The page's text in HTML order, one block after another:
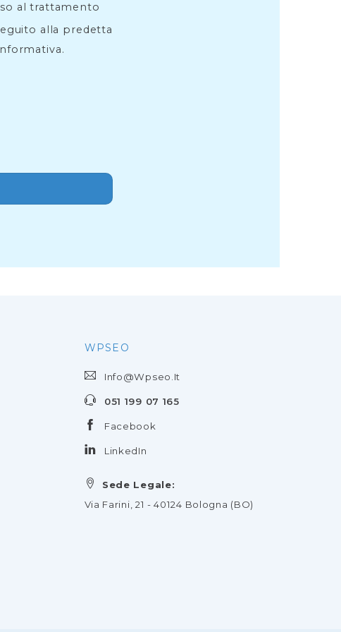
al trattamento
alla predetta
WPSEO
Info@wpseo.it
051 199 07 165
Facebook
LinkedIn
Sede Legale:
Via Farini, 21 - 40124 Bologna (BO)